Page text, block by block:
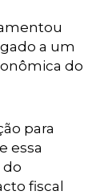
a um
do
para
essa
do
fiscal